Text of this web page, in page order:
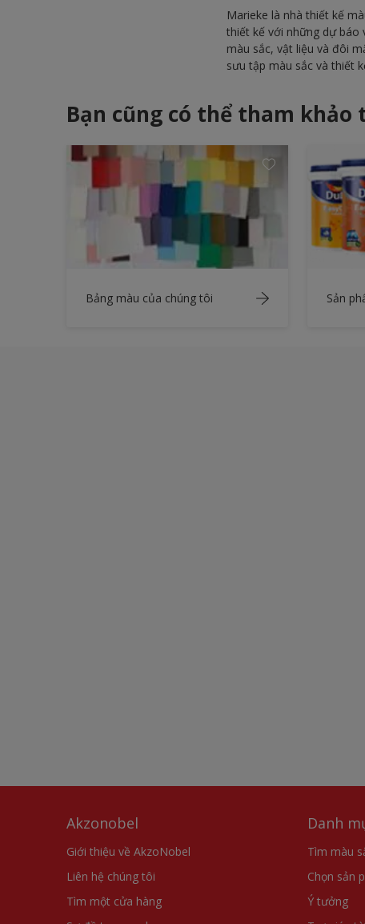
Marieke là nhà thiết kế
thiết kế với những dự báo
màu sắc, vật liệu và đôi
sưu tập màu sắc và thiết
Bạn cũng có thể tham khảo
Bảng màu của chúng tôi Sản
Akzonobel
Giới thiệu về AkzoNobel
Liên hệ chúng tôi
Tìm một cửa hàng
Danh
Tìm màu
Chọn sản
Ý tưởng